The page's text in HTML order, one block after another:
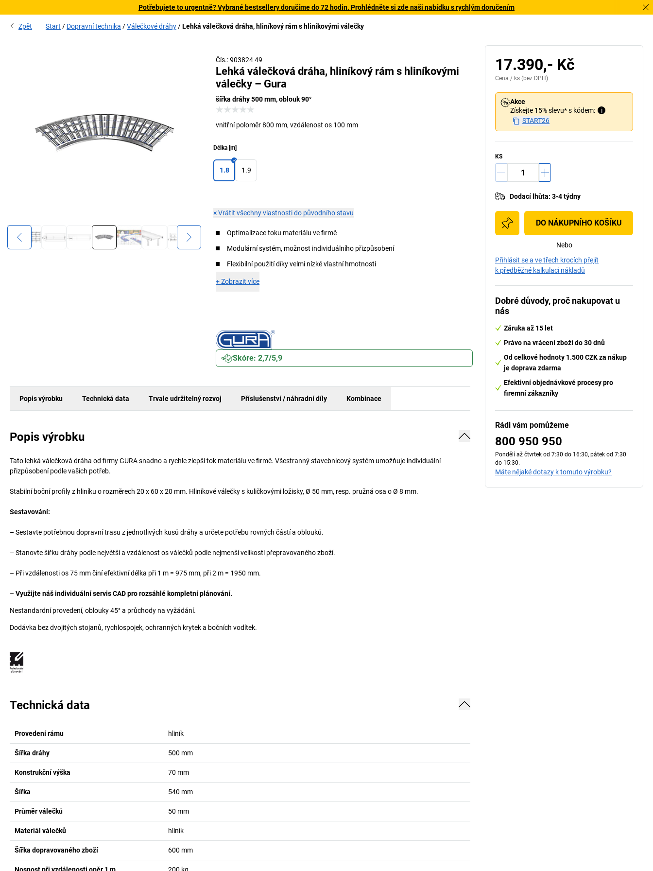
Potřebujete to urgentně? Vybrané bestsellery doručíme do 72 hodin. Prohlédněte si zde naši nabídku s rychlým doručením
Zpět Start Dopravní technika Válečkové dráhy Lehká válečková dráha, hliníkový rám s hliníkovými válečky
Čís.: 903824 49
Lehká válečková dráha, hliníkový rám s hliníkovými
válečky – Gura
šířka dráhy 500 mm, oblouk 90°
vnitřní poloměr 800 mm, vzdálenost os 100 mm
Délka [m]
1.8 1.9
×Vrátit všechny vlastnosti do původního stavu
Optimalizace toku materiálu ve firmě
Modulární systém, možnost individuálního přizpůsobení
Flexibilní použití díky velmi nízké vlastní hmotnosti
+Zobrazit více
Skóre: 2,7/5,9
Popis výrobku Technická data Trvale udržitelný rozvoj Příslušenství / náhradní díly Kombinace
Popis výrobku
Tato lehká válečková dráha od firmy GURA snadno a rychle zlepší tok materiálu ve firmě. Všestranný stavebnicový systém umožňuje individuální
přizpůsobení podle vašich potřeb.
Stabilní boční profily z hliníku o rozměrech 20 x 60 x 20 mm. Hliníkové válečky s kuličkovými ložisky, Ø 50 mm, resp. pružná osa o Ø 8 mm.
Sestavování:
– Sestavte potřebnou dopravní trasu z jednotlivých kusů dráhy a určete potřebu rovných částí a oblouků.
– Stanovte šířku dráhy podle největší a vzdálenost os válečků podle nejmenší velikosti přepravovaného zboží.
– Při vzdálenosti os 75 mm činí efektivní délka při 1 m = 975 mm, při 2 m = 1950 mm.
– Využijte náš individuální servis CAD pro rozsáhlé kompletní plánování.
Nestandardní provedení, oblouky 45° a průchody na vyžádání.
Dodávka bez dvojitých stojanů, rychlospojek, ochranných krytek a bočních vodítek.
Technická data
Provedení rámu hliník
Šířka dráhy 500 mm
Konstrukční výška 70 mm
Šířka 540 mm
Průměr válečků 50 mm
Materiál válečků hliník
Šířka dopravovaného zboží 600 mm
17.390,- Kč
Cena / ks (bez DPH)
Akce
Získejte 15% slevu* s kódem:
i
START26
KS
Dodací lhůta: 3-4 týdny
DO NÁKUPNÍHO KOŠÍKU
Nebo
Přihlásit se a ve třech krocích přejít
k předběžné kalkulaci nákladů
Dobré důvody, proč nakupovat u
nás
Záruka až 15 let
Právo na vrácení zboží do 30 dnů
Od celkové hodnoty 1.500 CZK za nákup
je doprava zdarma
Efektivní objednávkové procesy pro
firemní zákazníky
Rádi vám pomůžeme
800 950 950
Pondělí až čtvrtek od 7:30 do 16:30, pátek od 7:30
do 15:30.
Máte nějaké dotazy k tomuto výrobku?